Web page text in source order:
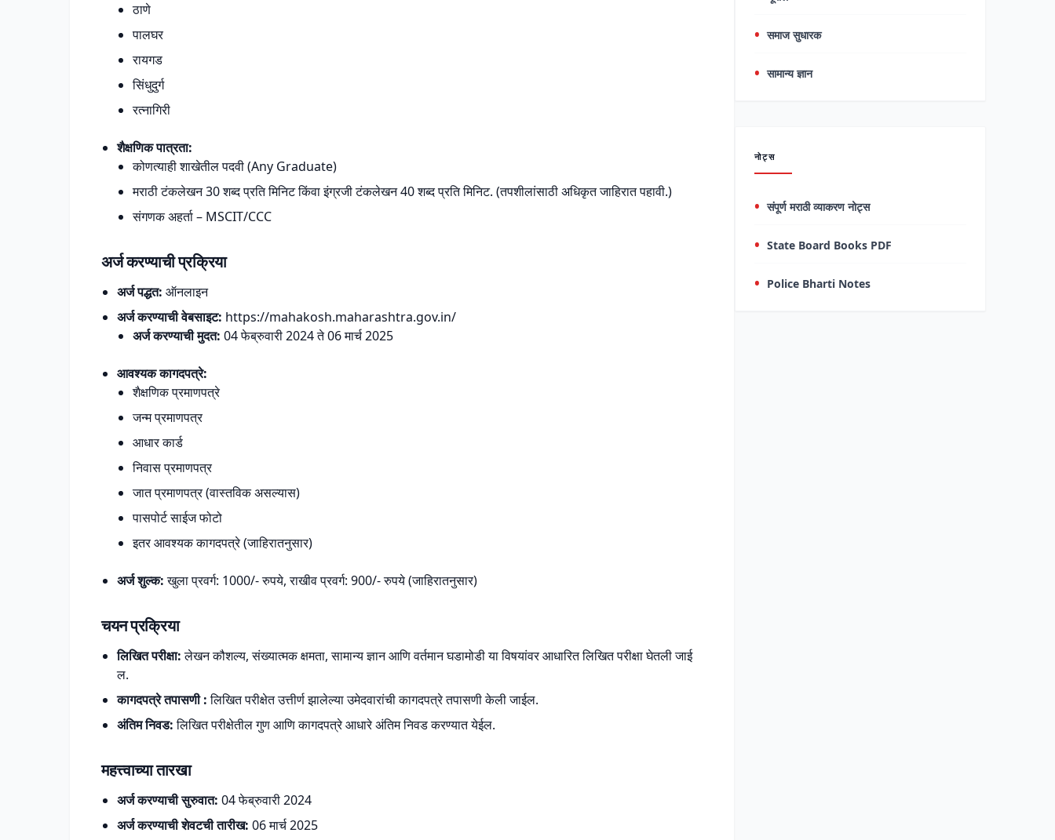
ठाणे
पालघर
रायगड
सिंधुदुर्ग
रत्नागिरी
शैक्षणिक पात्रता:
कोणत्याही शाखेतील पदवी (Any Graduate)
मराठी टंकलेखन 30 शब्द प्रति मिनिट किंवा इंग्रजी टंकलेखन 40 शब्द प्रति मिनिट. (तपशीलांसाठी अधिकृत जाहिरात पहावी.)
संगणक अहर्ता – MSCIT/CCC
अर्ज करण्याची प्रक्रिया
अर्ज पद्धत: ऑनलाइन
अर्ज करण्याची वेबसाइट: https://mahakosh.maharashtra.gov.in/
अर्ज करण्याची मुदत: 04 फेब्रुवारी 2024 ते 06 मार्च 2025
आवश्यक कागदपत्रे:
शैक्षणिक प्रमाणपत्रे
जन्म प्रमाणपत्र
आधार कार्ड
निवास प्रमाणपत्र
जात प्रमाणपत्र (वास्तविक असल्यास)
पासपोर्ट साईज फोटो
इतर आवश्यक कागदपत्रे (जाहिरातनुसार)
अर्ज शुल्क:खुला प्रवर्ग: 1000/- रुपये, राखीव प्रवर्ग: 900/- रुपये (जाहिरातनुसार)
चयन प्रक्रिया
लिखित परीक्षा:लेखन कौशल्य, संख्यात्मक क्षमता, सामान्य ज्ञान आणि वर्तमान घडामोडी या विषयांवर आधारित लिखित परीक्षा घेतली जाई
ल.
कागदपत्रे तपासणी :लिखित परीक्षेत उत्तीर्ण झालेल्या उमेदवारांची कागदपत्रे तपासणी केली जाईल.
अंतिम निवड:लिखित परीक्षेतील गुण आणि कागदपत्रे आधारे अंतिम निवड करण्यात येईल.
महत्त्वाच्या तारखा
अर्ज करण्याची सुरुवात: 04 फेब्रुवारी 2024
अर्ज करण्याची शेवटची तारीख: 06 मार्च 2025
समाज सुधारक
सामान्य ज्ञान
नोट्स
संपूर्ण मराठी व्याकरण नोट्स
State Board Books PDF
Police Bharti Notes